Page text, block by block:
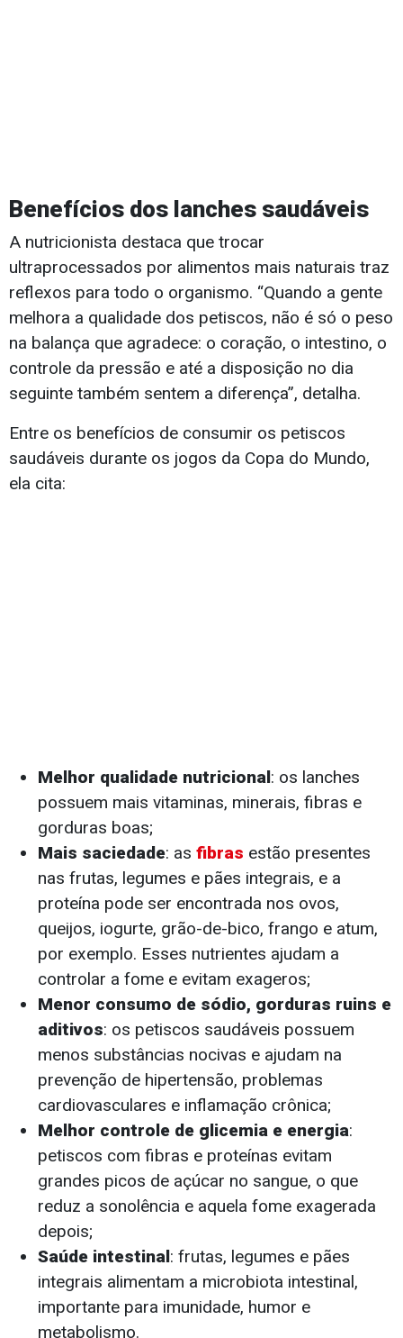
Benefícios dos lanches saudáveis
A nutricionista destaca que trocar
ultraprocessados por alimentos mais naturais traz
reflexos para todo o organismo. “Quando a gente
melhora a qualidade dos petiscos, não é só o peso
na balança que agradece: o coração, o intestino, o
controle da pressão e até a disposição no dia
seguinte também sentem a diferença”, detalha.
Entre os benefícios de consumir os petiscos
saudáveis durante os jogos da Copa do Mundo,
ela cita:
Melhor qualidade nutricional: os lanches
possuem mais vitaminas, minerais, fibras e
gorduras boas;
Mais saciedade: as fibras estão presentes
nas frutas, legumes e pães integrais, e a
proteína pode ser encontrada nos ovos,
queijos, iogurte, grão-de-bico, frango e atum,
por exemplo. Esses nutrientes ajudam a
controlar a fome e evitam exageros;
Menor consumo de sódio, gorduras ruins e
aditivos: os petiscos saudáveis possuem
menos substâncias nocivas e ajudam na
prevenção de hipertensão, problemas
cardiovasculares e inflamação crônica;
Melhor controle de glicemia e energia:
petiscos com fibras e proteínas evitam
grandes picos de açúcar no sangue, o que
reduz a sonolência e aquela fome exagerada
depois;
Saúde intestinal: frutas, legumes e pães
integrais alimentam a microbiota intestinal,
importante para imunidade, humor e
metabolismo.